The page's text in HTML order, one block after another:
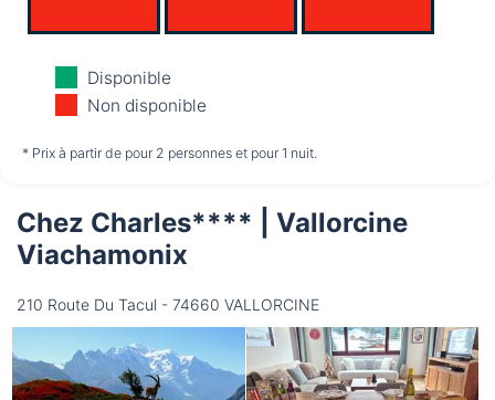
Mardi
11/08
non disponible non disponible
Vendredi
non disponible
Disponible
Non disponible
* Prix à partir de pour 2 personnes et pour 1 nuit.
Chez Charles**** | Vallorcine
Viachamonix
210 Route Du Tacul - 74660 VALLORCINE